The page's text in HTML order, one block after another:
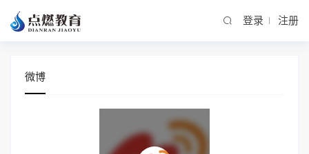
登录 注册
微博